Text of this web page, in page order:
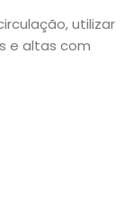
utilizar
e altas com